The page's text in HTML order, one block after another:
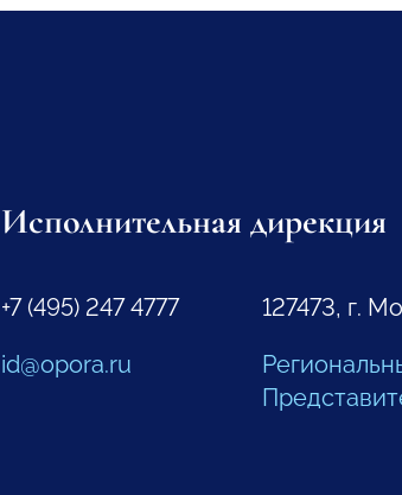
Исполнительная дирекция
+7 (495) 247 4777
id@opora.ru
127473, г.